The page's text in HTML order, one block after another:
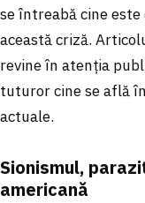
se întreabă cine
această criză.
revine în atenția
tuturor cine se află
actuale.
Sionismul,
americană